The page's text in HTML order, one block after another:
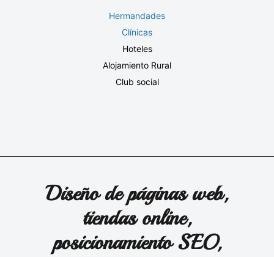
Hermandades
Clínicas
Hoteles
Alojamiento Rural
Club social
Diseño de páginas web,
tiendas online,
posicionamiento SEO,